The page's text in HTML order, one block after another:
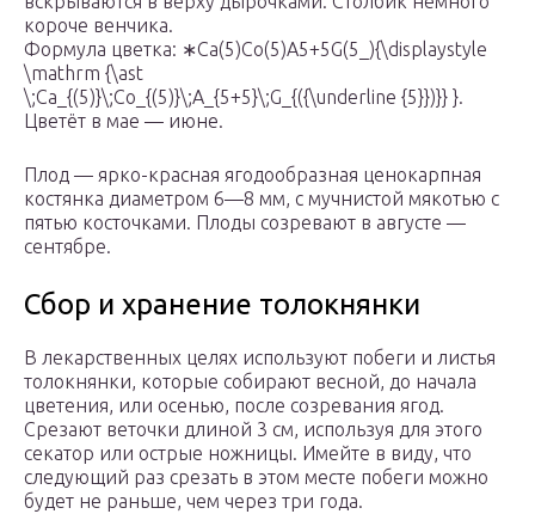
короче венчика.
Формула цветка: ∗Ca(5)Co(5)A5+5G(5_){\displaystyle
\mathrm {\ast
\;Ca_{(5)}\;Co_{(5)}\;A_{5+5}\;G_{({\underline {5}})}} }.
Цветёт в мае — июне.
Плод — ярко-красная ягодообразная ценокарпная
костянка диаметром 6—8 мм, с мучнистой мякотью с
пятью косточками. Плоды созревают в августе —
сентябре.
Сбор и хранение толокнянки
В лекарственных целях используют побеги и листья
толокнянки, которые собирают весной, до начала
цветения, или осенью, после созревания ягод.
Срезают веточки длиной 3 см, используя для этого
секатор или острые ножницы. Имейте в виду, что
следующий раз срезать в этом месте побеги можно
будет не раньше, чем через три года.